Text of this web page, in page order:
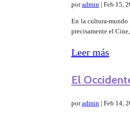
poradmin| Feb 15,
En la cultura-mundo
precisamente el
Leer más
El
poradmin | Feb 14,